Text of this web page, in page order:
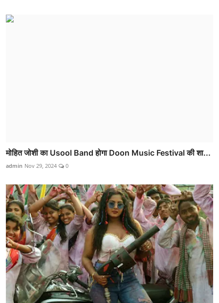
मोहित जोशी का Usool Band होगा Doon Music Festival की शा...
admin Nov 29, 2024 0